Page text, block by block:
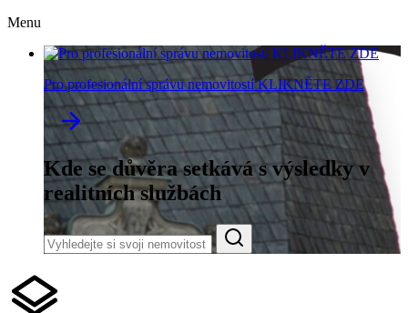
Menu
Pro profesionální správu nemovitostí KLIKNĚTE ZDE
Kde se důvěra setkává s výsledky v
realitních službách